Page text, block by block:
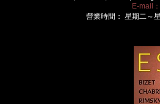
E-mail：
營業時間： 星期二～